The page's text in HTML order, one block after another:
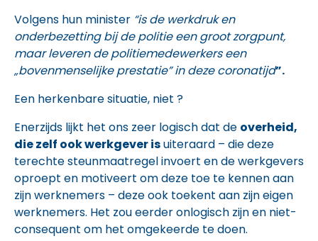
Volgens hun minister “is de werkdruk en
onderbezetting bij de politie een groot zorgpunt,
maar leveren de politiemedewerkers een
„bovenmenselijke prestatie” in deze coronatijd”.
Een herkenbare situatie, niet ?
Enerzijds lijkt het ons zeer logisch dat de overheid,
die zelf ook werkgever isuiteraard – die deze
terechte steunmaatregel invoert en de werkgevers
oproept en motiveert om deze toe te kennen aan
zijn werknemers – deze ook toekent aan zijn eigen
werknemers. Het zou eerder onlogisch zijn en niet-
consequent om het omgekeerde te doen.